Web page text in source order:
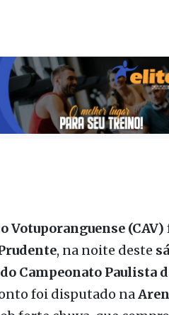
Votuporanguense (CAV)
, na noite deste
Campeonato Paulista
foi disputado na